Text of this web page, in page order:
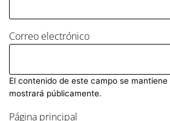
Correo electrónico
El contenido de este campo se
mostrará públicamente.
Página principal